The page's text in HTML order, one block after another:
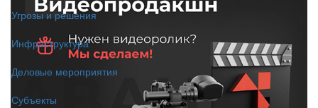
Угрозы и решения
Инфраструктура
Деловые мероприятия
Субъекты